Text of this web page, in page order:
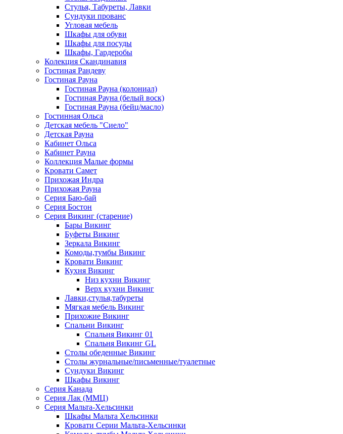
Стулья, Табуреты, Лавки
Сундуки прованс
Угловая мебель
Шкафы для обуви
Шкафы для посуды
Шкафы, Гардеробы
Колекция Скандинавия
Гостиная Рандеву
Гостиная Рауна
Гостиная Рауна (колониал)
Гостиная Рауна (белый воск)
Гостиная Рауна (бейц/масло)
Гостинная Ольса
Детская мебель "Сиело"
Детская Рауна
Кабинет Ольса
Кабинет Рауна
Коллекция Малые формы
Кровати Самет
Прихожая Индра
Прихожая Рауна
Серия Баю-бай
Серия Бостон
Серия Викинг (старение)
Бары Викинг
Буфеты Викинг
Зеркала Викинг
Комоды,тумбы Викинг
Кровати Викинг
Кухня Викинг
Низ кухни Викинг
Верх кухни Викинг
Лавки,стулья,табуреты
Мягкая мебель Викинг
Прихожие Викинг
Спальни Викинг
Спальня Викинг 01
Спальня Викинг GL
Столы обеденные Викинг
Столы журнальные/письменные/туалетные
Сундуки Викинг
Шкафы Викинг
Серия Канада
Серия Лак (ММЦ)
Серия Мальта-Хельсинки
Шкафы Мальта Хельсинки
Кровати Серии Мальта-Хельсинки